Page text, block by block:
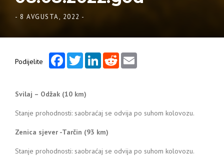
- 8 AVGUSTA, 2022 -
Podijelite
FacebookTwitterLinkedInReddit
Svilaj – Odžak (10 km)
Stanje prohodnosti: saobraćaj se odvija po suhom kolovozu.
Zenica sjever -Tarčin (93 km)
Stanje prohodnosti: saobraćaj se odvija po suhom kolovozu.